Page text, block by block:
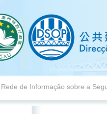
de Informação sobre a